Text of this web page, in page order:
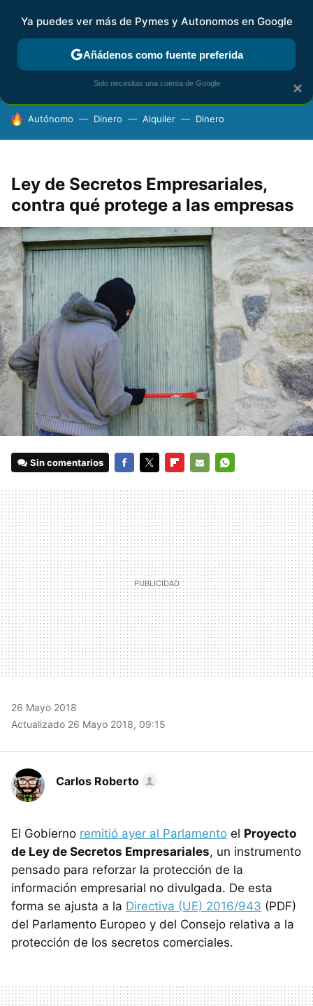
FISCALIDAD Y CONTABILIDAD KIT DIGITAL RENTA
HOY SE HABLA DE
Autónomo Dinero Alquiler Dinero
Ley de Secretos Empresariales,
contra qué protege a las empresas
Sin comentarios
MAIL
26 Mayo 2018
Actualizado 26 Mayo 2018, 09:15
Carlos Roberto
El Gobierno remitió ayer al Parlamento el Proyecto
de Ley de Secretos Empresariales, un instrumento
pensado para reforzar la protección de la
información empresarial no divulgada. De esta
forma se ajusta a la Directiva (UE) 2016/943 (PDF)
del Parlamento Europeo y del Consejo relativa a la
protección de los secretos comerciales.
×
Ya puedes ver más de Pymes y Autonomos en Google
Añádenos como fuente preferida
Solo necesitas una cuenta de Google